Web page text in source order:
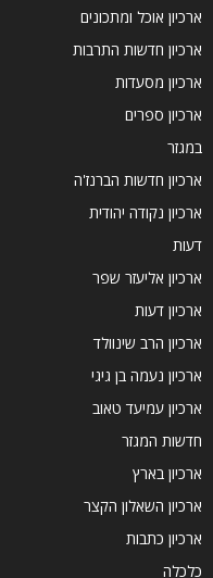
ארכיון אוכל ומתכונים
ארכיון חדשות התרבות
ארכיון מסעדות
ארכיון ספרים
במגזר
ארכיון חדשות הברנז'ה
ארכיון נקודה יהודית
דעות
ארכיון אליעזר שפר
ארכיון דעות
ארכיון הרב שינוולד
ארכיון נעמה בן גיגי
ארכיון עמיעד טאוב
חדשות המגזר
ארכיון בארץ
ארכיון השאלון הקצר
ארכיון כתבות
כלכלה